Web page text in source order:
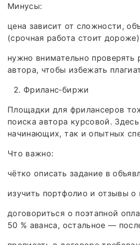
Минусы:
цена зависит от сложности,
(срочная работа стоит
нужно внимательно проверять
автора, чтобы избежать
Фриланс‑биржи
Площадки для фрилансеров
поиска автора курсовой.
начинающих, так и опытных
Что важно:
чётко описать задание в
изучить портфолио и отзывы о
договориться о поэтапной
50 % аванса, остальное —